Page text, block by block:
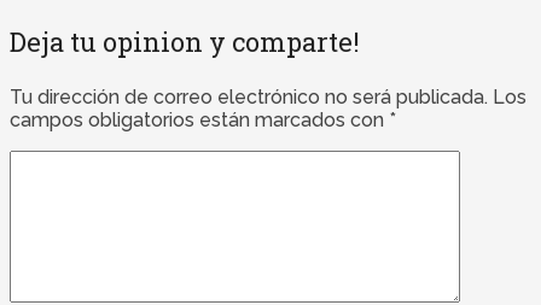
Deja tu opinion y comparte!
Tu dirección de correo electrónico no será publicada. Los
campos obligatorios están marcados con *